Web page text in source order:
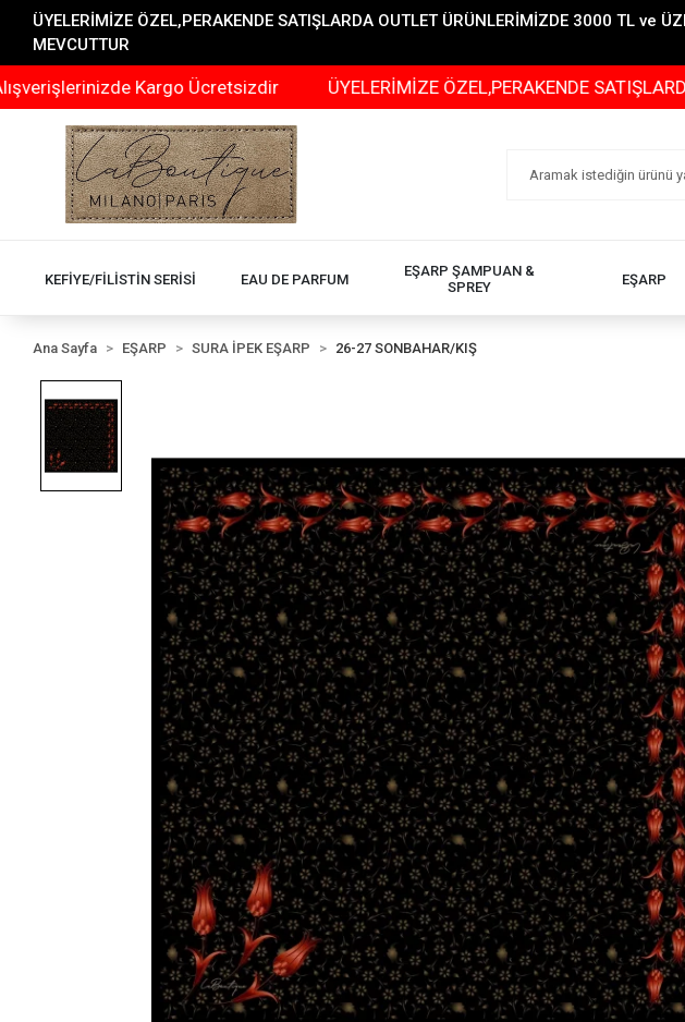
ÜYELERİMİZE ÖZEL,PERAKENDE SATIŞLARDA OUTLET ÜRÜNLERİMİZDE 3000 TL ve
MEVCUTTUR
Kargo Ücretsizdir ÜYELERİMİZE ÖZEL,PERAKENDE SATIŞLARDA
KEFİYE/FİLİSTİN SERİSİ EAU DE PARFUM
EŞARP ŞAMPUAN &
SPREY
EŞARP
Ana Sayfa EŞARP SURA İPEK EŞARP 26-27 SONBAHAR/KIŞ